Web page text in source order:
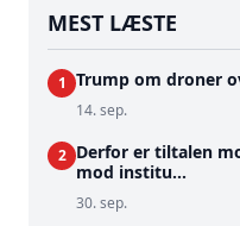
MEST LÆSTE
1 Trump om droner
14. sep.
2 Derfor er tiltalen
mod institu...
30. sep.